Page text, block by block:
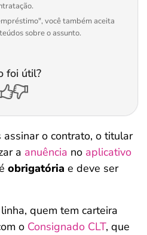
você também aceita
sobre o assunto.
foi útil?
o contrato, o titular
a anuência no aplicativo
obrigatória e deve ser
quem tem carteira
o Consignado CLT, que